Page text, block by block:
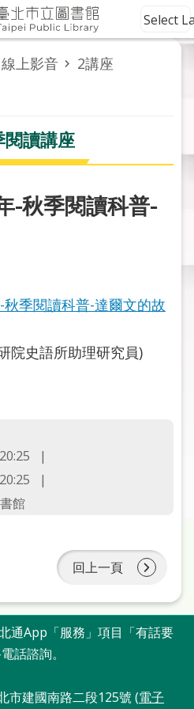
Select
線上影音
2講座
閱讀講座
-秋季閱讀科普-
季閱讀科普-達爾文的故
院史語所助理研究員)
館
回上一頁
通App「服務」項目「有話要
話諮詢。
市建國南路二段125號 (電子